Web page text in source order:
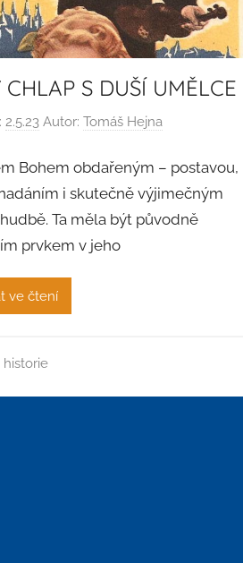
CHLAP S DUŠÍ UMĚLCE
2.5.23 Autor: Tomáš Hejna
Bohem obdařeným – postavou,
i skutečně výjimečným
Ta měla být původně
prvkem v jeho
ve čtení
historie